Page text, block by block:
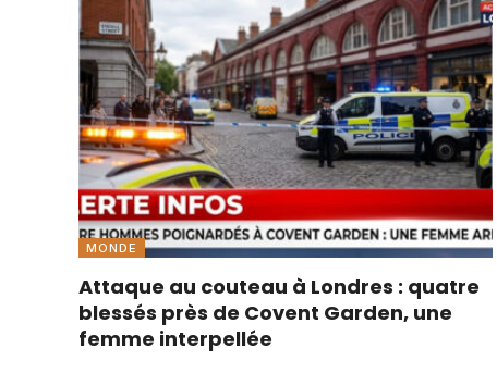
MONDE
Attaque au couteau à Londres : quatre
blessés près de Covent Garden, une
femme interpellée